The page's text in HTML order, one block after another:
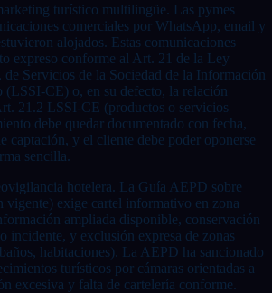
turístico multilingüe. Las pymes
comerciales por WhatsApp, email y
alojados. Estas comunicaciones
expreso conforme al Art. 21 de la Ley
Servicios de la Sociedad de la Información
CE) o, en su defecto, la relación
21.2 LSSI-CE (productos o servicios
debe quedar documentado con fecha,
captación, y el cliente debe poder oponerse
sencilla.
hotelera. La Guía AEPD sobre
exige cartel informativo en zona
ampliada disponible, conservación
incidente, y exclusión expresa de zonas
habitaciones). La AEPD ha sancionado
turísticos por cámaras orientadas a
excesiva y falta de cartelería conforme.